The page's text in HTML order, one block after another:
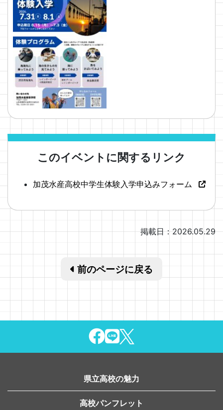
このイベントに関するリンク
加茂水産高校中学生体験入学申込みフォーム
掲載日：2026.05.29
前のページに戻る
県立高校の魅力
高校パンフレット